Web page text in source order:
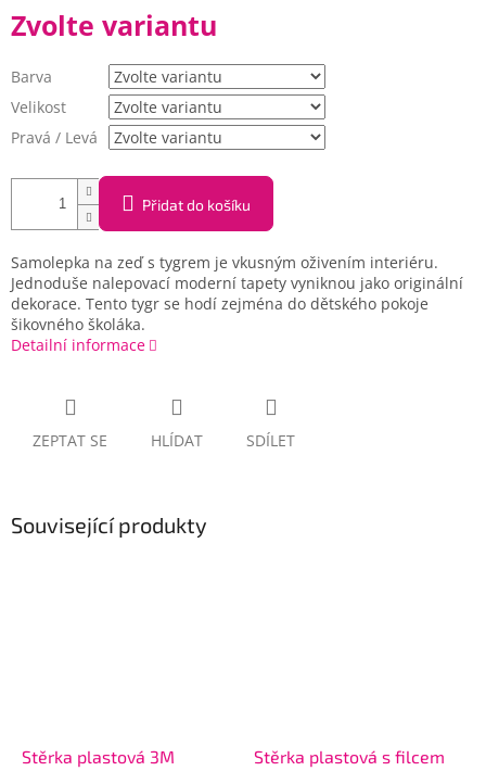
cena:
Zvolte variantu
Barva
Velikost
Pravá / Levá
Přidat do košíku
Samolepka na zeď s tygrem je vkusným oživením interiéru.
Jednoduše nalepovací moderní tapety vyniknou jako originální
dekorace. Tento tygr se hodí zejména do dětského pokoje
šikovného školáka.
Detailní informace
ZEPTAT SE HLÍDAT SDÍLET
Související produkty
Stěrka plastová 3M Stěrka plastová s filcem